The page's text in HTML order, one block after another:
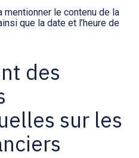
mentionner le contenu de la
que la date et l’heure de
des
sur les